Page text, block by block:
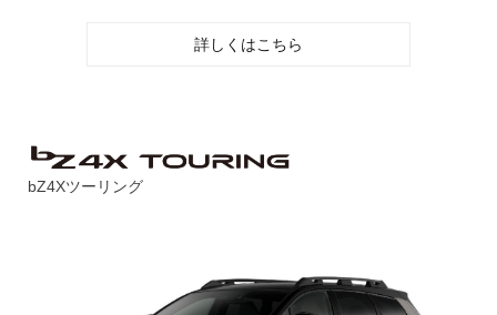
詳しくはこちら
bZ4Xツーリング